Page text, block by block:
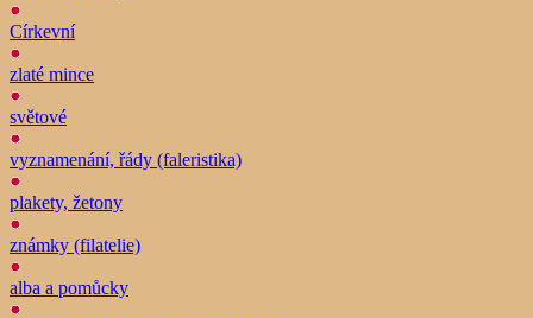
Církevní
zlaté mince
světové
vyznamenání, řády (faleristika)
plakety, žetony
známky (filatelie)
alba a pomůcky